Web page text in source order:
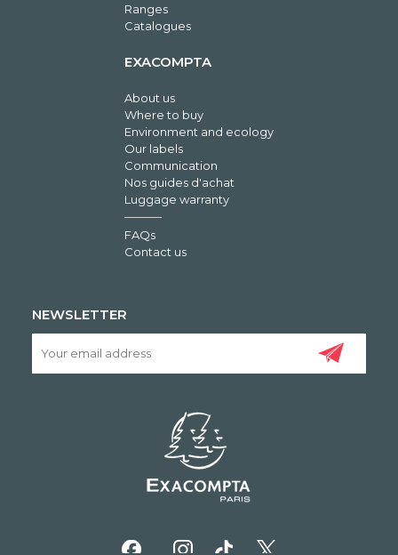
Ranges
Catalogues
EXACOMPTA
About us
Where to buy
Environment and ecology
Our labels
Communication
Nos guides d'achat
Luggage warranty
FAQs
Contact us
NEWSLETTER